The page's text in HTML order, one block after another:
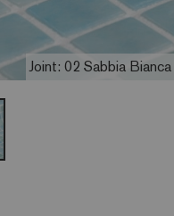
Joint: 02 Sabbia Bianca